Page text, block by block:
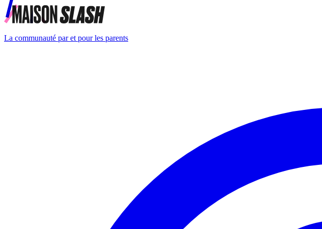
La communauté par et pour les parents